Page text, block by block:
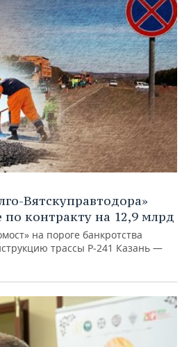
Вятскуправтодора»
по контракту на 12,9 млрд
на пороге банкротства
трассы Р‑241 Казань —